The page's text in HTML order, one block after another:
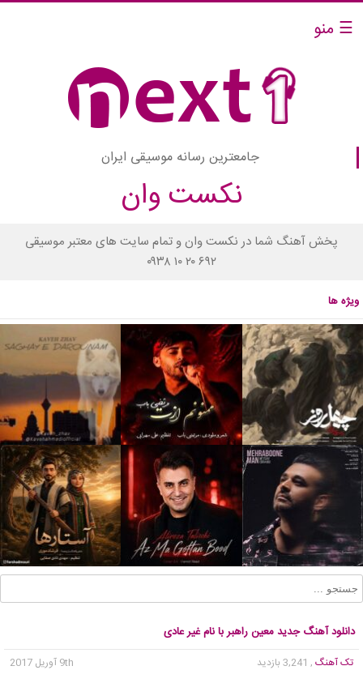
☰ منو
جامعترین رسانه موسیقی ایران
نکست وان
پخش آهنگ شما در نکست وان و تمام سایت های معتبر موسیقی
۰۹۳۸ ۱۰ ۲۰ ۶۹۲
ویژه ها
دانلود آهنگ جدید معین راهبر با نام غیر عادی
تک آهنگ , 3,241 بازدید
9th آوریل 2017